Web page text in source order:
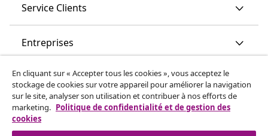
Service Clients
Entreprises
vidaXL
More content links
En cliquant sur « Accepter tous les cookies », vous acceptez le
stockage de cookies sur votre appareil pour améliorer la navigation
sur le site, analyser son utilisation et contribuer à nos efforts de
marketing. Politique de confidentialité et de gestion des
cookies